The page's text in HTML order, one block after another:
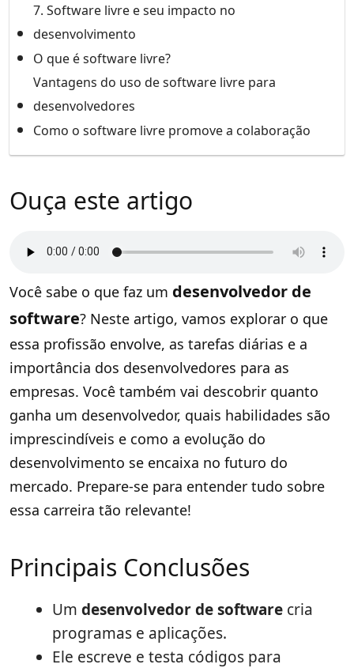
7. Software livre e seu impacto no
desenvolvimento
O que é software livre?
Vantagens do uso de software livre para
desenvolvedores
Como o software livre promove a colaboração
Ouça este artigo
Você sabe o que faz um desenvolvedor de
software? Neste artigo, vamos explorar o que
essa profissão envolve, as tarefas diárias e a
importância dos desenvolvedores para as
empresas. Você também vai descobrir quanto
ganha um desenvolvedor, quais habilidades são
imprescindíveis e como a evolução do
desenvolvimento se encaixa no futuro do
mercado. Prepare-se para entender tudo sobre
essa carreira tão relevante!
Principais Conclusões
Um desenvolvedor de software cria
programas e aplicações.
Ele escreve e testa códigos para